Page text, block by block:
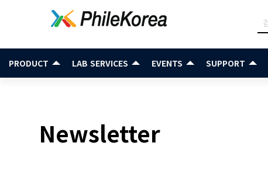
PRODUCT LAB SERVICES EVENTS SUPPORT
Newsletter